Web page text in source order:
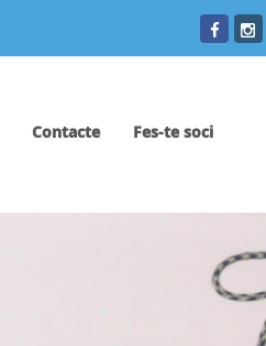
Contacte Fes-te soci